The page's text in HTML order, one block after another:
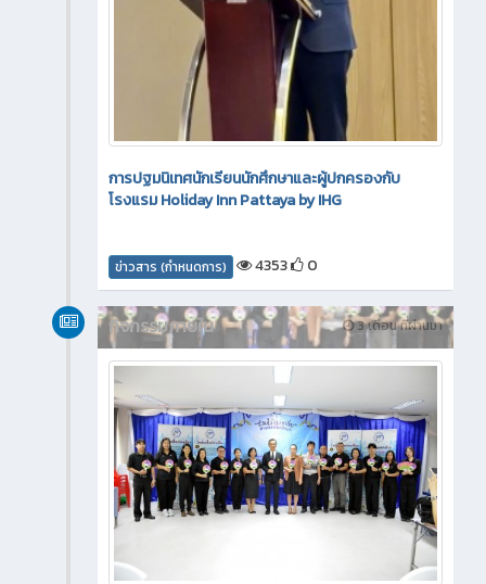
การปฐมนิเทศนักเรียนนักศึกษาและผู้ปกครองกับ
โรงแรม Holiday Inn Pattaya by IHG
ข่าวสาร (กำหนดการ) 4353 0
3 เดือน ที่ผ่านมา
กิจกรรมภายใน